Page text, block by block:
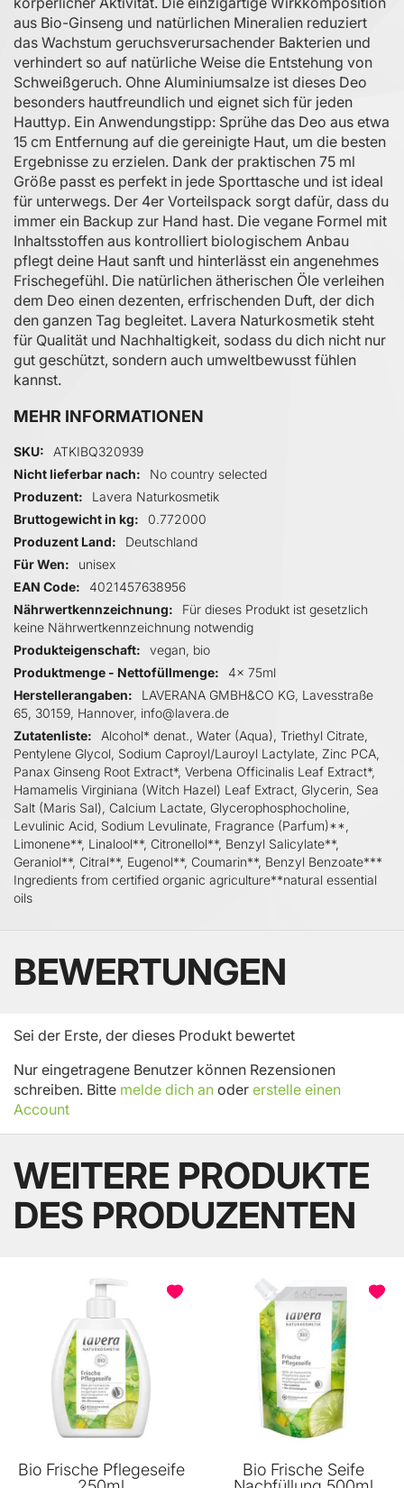
aus Bio-Ginseng und natürlichen Mineralien reduziert
das Wachstum geruchsverursachender Bakterien und
verhindert so auf natürliche Weise die Entstehung von
Schweißgeruch. Ohne Aluminiumsalze ist dieses Deo
besonders hautfreundlich und eignet sich für jeden
Hauttyp. Ein Anwendungstipp: Sprühe das Deo aus etwa
15 cm Entfernung auf die gereinigte Haut, um die besten
Ergebnisse zu erzielen. Dank der praktischen 75 ml
Größe passt es perfekt in jede Sporttasche und ist ideal
für unterwegs. Der 4er Vorteilspack sorgt dafür, dass du
immer ein Backup zur Hand hast. Die vegane Formel mit
Inhaltsstoffen aus kontrolliert biologischem Anbau
pflegt deine Haut sanft und hinterlässt ein angenehmes
Frischegefühl. Die natürlichen ätherischen Öle verleihen
dem Deo einen dezenten, erfrischenden Duft, der dich
den ganzen Tag begleitet. Lavera Naturkosmetik steht
für Qualität und Nachhaltigkeit, sodass du dich nicht nur
gut geschützt, sondern auch umweltbewusst fühlen
kannst.
MEHR INFORMATIONEN
Mehr Informationen
SKU
ATKIBQ320939
Nicht lieferbar nach
No country selected
Produzent
Lavera Naturkosmetik
Bruttogewicht in kg
0.772000
Produzent Land
Deutschland
Für Wen
unisex
EAN Code
4021457638956
Nährwertkennzeichnung
Für dieses Produkt ist gesetzlich
keine Nährwertkennzeichnung notwendig
Produkteigenschaft
vegan, bio
Produktmenge - Nettofüllmenge
4x 75ml
Herstellerangaben
LAVERANA GMBH&CO KG, Lavesstraße
65, 30159, Hannover, info@lavera.de
Zutatenliste
Alcohol* denat., Water (Aqua), Triethyl Citrate,
Pentylene Glycol, Sodium Caproyl/Lauroyl Lactylate, Zinc PCA,
Panax Ginseng Root Extract*, Verbena Officinalis Leaf Extract*,
Hamamelis Virginiana (Witch Hazel) Leaf Extract, Glycerin, Sea
Salt (Maris Sal), Calcium Lactate, Glycerophosphocholine,
Levulinic Acid, Sodium Levulinate, Fragrance (Parfum)**,
Limonene**, Linalool**, Citronellol**, Benzyl Salicylate**,
Geraniol**, Citral**, Eugenol**, Coumarin**, Benzyl Benzoate***
Ingredients from certified organic agriculture**natural essential
oils
BEWERTUNGEN
Sei der Erste, der dieses Produkt bewertet
Nur eingetragene Benutzer können Rezensionen
schreiben. Bitte melde dich an oder erstelle einen
Account
WEITERE PRODUKTE
DES PRODUZENTEN
Bio Frische Pflegeseife
Bio Frische Seife